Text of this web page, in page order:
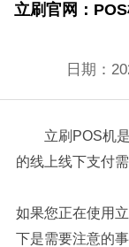
立刷官网：
日期：
立刷POS机
的线上线下支付需
如果您正在使用
下是需要注意的事